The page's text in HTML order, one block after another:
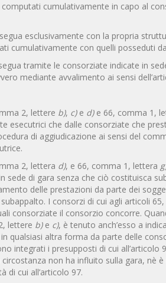
cumulativamente in capo al
esclusivamente con la propria
cumulativamente con quelli posseduti
tramite le consorziate indicate in
mediante avvalimento ai sensi
2, lettere b), c)e d)e 66, comma 1,
esecutrici che dalle consorziate che
di aggiudicazione ai sensi del
2, lettera d), e 66, comma 1, lettera
di gara senza che ciò costituisca
delle prestazioni da parte dei
I consorzi di cui agli articoli
consorziate il consorzio concorre.
lettere b)e c), è tenuto anch’esso a
qualsiasi altra forma da parte delle
integrati i presupposti di cui all’articolo
non ha influito sulla gara, nè
di cui all’articolo 97.